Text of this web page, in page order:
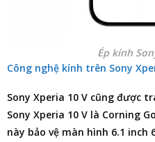
Ép kính
Công nghệ kính trên Sony
Sony Xperia 10 V cũng được
Sony Xperia 10 V là Corning
này bảo vệ màn hình 6.1 inch